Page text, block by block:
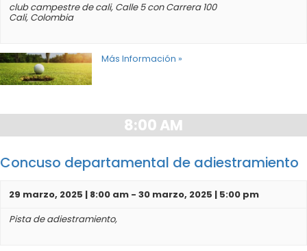
club campestre de cali, Calle 5 con Carrera 100
Cali, Colombia
Más Información »
8:00 AM
Concuso departamental de adiestramiento
29 marzo, 2025 | 8:00 am - 30 marzo, 2025 | 5:00 pm
Pista de adiestramiento,